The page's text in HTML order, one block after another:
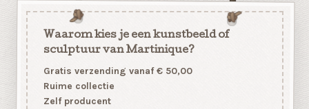
Waarom kies je een kunstbeeld of
sculptuur van Martinique?
Gratis verzending vanaf € 50,00
Ruime collectie
Zelf producent